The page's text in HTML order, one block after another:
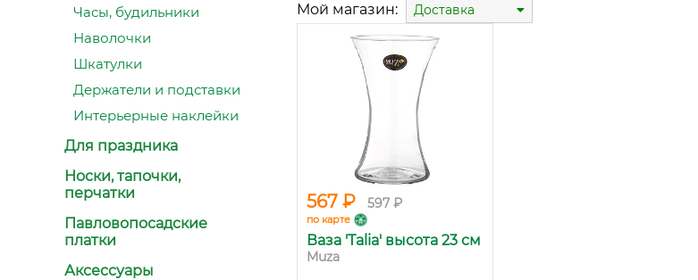
Часы, будильники
Наволочки
Шкатулки
Держатели и подставки
Интерьерные наклейки
Для праздника
Носки, тапочки,
перчатки
Павловопосадские
платки
Аксессуары
Мой магазин: Доставка
567 ₽ 597 ₽
по карте
Ваза 'Talia' высота 23 см
Muza